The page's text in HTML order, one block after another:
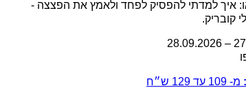
איך למדתי להפסיק לפחד ולאמץ את הפצצה -
קובריק.
–
28.09.2026
מ- 109 עד 129 ש״ח